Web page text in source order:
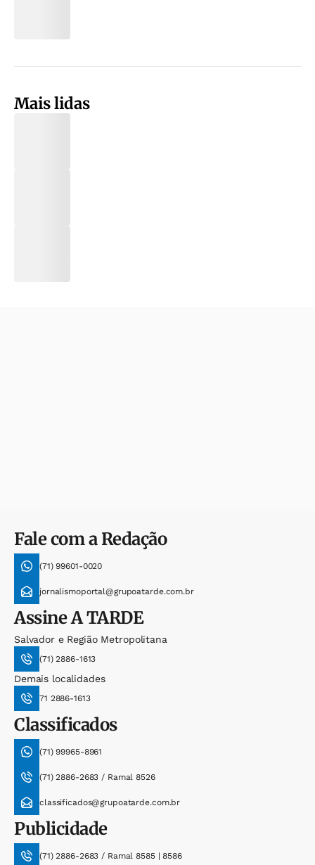
Mais lidas
Fale com a Redação
(71) 99601-0020
jornalismoportal@grupoatarde.com.br
AssineA TARDE
Salvador e Região Metropolitana
(71) 2886-1613
Demais localidades
71 2886-1613
Classificados
(71) 99965-8961
(71) 2886-2683 / Ramal 8526
classificados@grupoatarde.com.br
Publicidade
(71) 2886-2683 / Ramal 8585 | 8586